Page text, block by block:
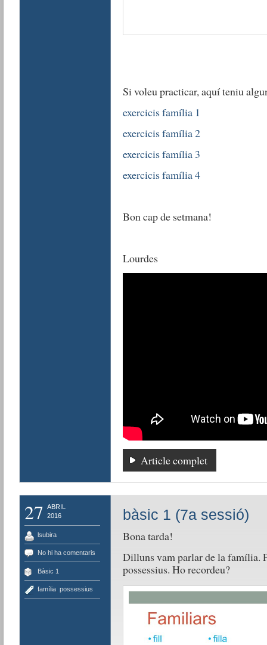
Si voleu practicar, aquí teniu
exercicis família 1
exercicis família 2
exercicis família 3
exercicis família 4
Bon cap de setmana!
Lourdes
Article complet
27 ABRIL
2016
lsubira
No hi ha comentaris
Bàsic 1
família, possessius
bàsic 1 (7a sessió)
Bona tarda!
Dilluns vam parlar de la família.
possessius. Ho recordeu?